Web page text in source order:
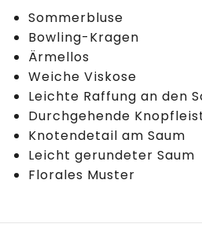
Sommerbluse
Bowling-Kragen
Ärmellos
Weiche Viskose
Leichte Raffung an den
Durchgehende
Knotendetail am Saum
Leicht gerundeter Saum
Florales Muster